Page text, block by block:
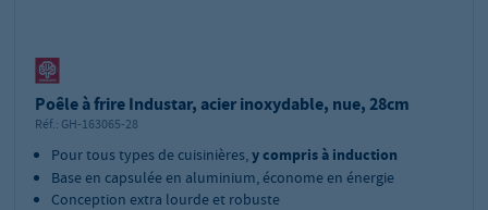
Poêle à frire Industar, acier inoxydable, nue, 28cm
Réf.: GH-163065-28
Pour tous types de cuisinières,y compris à induction
Base en capsulée en aluminium, économe en énergie
Conception extra lourde et robuste